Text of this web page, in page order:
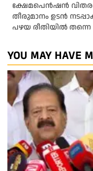
ക്ഷേമപെൻഷൻ
തീരുമാനം ഉടൻ
പഴയ രീതിയിൽ
YOU MAY HAVE